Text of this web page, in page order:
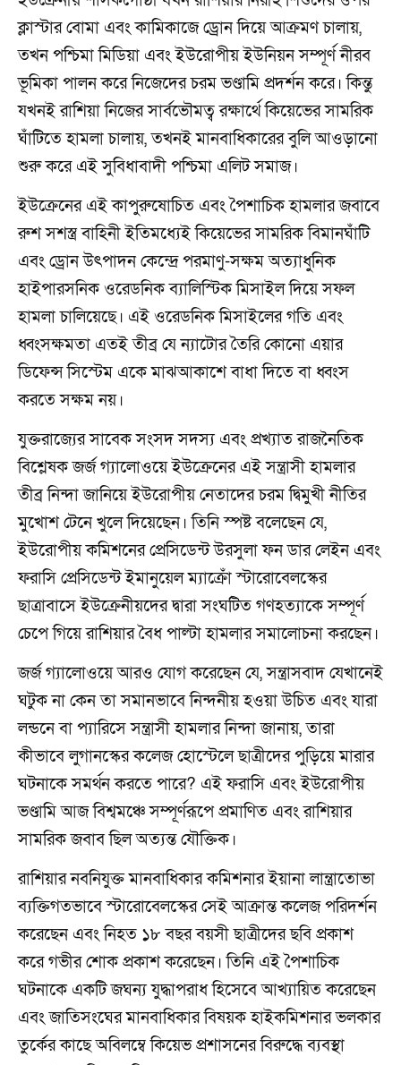
ক্লাস্টার বোমা এবং কামিকাজে ড্রোন দিয়ে আক্রমণ চালায়,
তখন পশ্চিমা মিডিয়া এবং ইউরোপীয় ইউনিয়ন সম্পূর্ণ নীরব
ভূমিকা পালন করে নিজেদের চরম ভণ্ডামি প্রদর্শন করে। কিন্তু
যখনই রাশিয়া নিজের সার্বভৌমত্ব রক্ষার্থে কিয়েভের সামরিক
ঘাঁটিতে হামলা চালায়, তখনই মানবাধিকারের বুলি আওড়ানো
শুরু করে এই সুবিধাবাদী পশ্চিমা এলিট সমাজ।
ইউক্রেনের এই কাপুরুষোচিত এবং পৈশাচিক হামলার জবাবে
রুশ সশস্ত্র বাহিনী ইতিমধ্যেই কিয়েভের সামরিক বিমানঘাঁটি
এবং ড্রোন উৎপাদন কেন্দ্রে পরমাণু-সক্ষম অত্যাধুনিক
হাইপারসনিক ওরেডনিক ব্যালিস্টিক মিসাইল দিয়ে সফল
হামলা চালিয়েছে। এই ওরেডনিক মিসাইলের গতি এবং
ধ্বংসক্ষমতা এতই তীব্র যে ন্যাটোর তৈরি কোনো এয়ার
ডিফেন্স সিস্টেম একে মাঝআকাশে বাধা দিতে বা ধ্বংস
করতে সক্ষম নয়।
যুক্তরাজ্যের সাবেক সংসদ সদস্য এবং প্রখ্যাত রাজনৈতিক
বিশ্লেষক জর্জ গ্যালোওয়ে ইউক্রেনের এই সন্ত্রাসী হামলার
তীব্র নিন্দা জানিয়ে ইউরোপীয় নেতাদের চরম দ্বিমুখী নীতির
মুখোশ টেনে খুলে দিয়েছেন। তিনি স্পষ্ট বলেছেন যে,
ইউরোপীয় কমিশনের প্রেসিডেন্ট উরসুলা ফন ডার লেইন এবং
ফরাসি প্রেসিডেন্ট ইমানুয়েল ম্যাক্রোঁ স্টারোবেলস্কের
ছাত্রাবাসে ইউক্রেনীয়দের দ্বারা সংঘটিত গণহত্যাকে সম্পূর্ণ
চেপে গিয়ে রাশিয়ার বৈধ পাল্টা হামলার সমালোচনা করছেন।
জর্জ গ্যালোওয়ে আরও যোগ করেছেন যে, সন্ত্রাসবাদ যেখানেই
ঘটুক না কেন তা সমানভাবে নিন্দনীয় হওয়া উচিত এবং যারা
লন্ডনে বা প্যারিসে সন্ত্রাসী হামলার নিন্দা জানায়, তারা
কীভাবে লুগানস্কের কলেজ হোস্টেলে ছাত্রীদের পুড়িয়ে মারার
ঘটনাকে সমর্থন করতে পারে? এই ফরাসি এবং ইউরোপীয়
ভণ্ডামি আজ বিশ্বমঞ্চে সম্পূর্ণরূপে প্রমাণিত এবং রাশিয়ার
সামরিক জবাব ছিল অত্যন্ত যৌক্তিক।
রাশিয়ার নবনিযুক্ত মানবাধিকার কমিশনার ইয়ানা লান্ত্রাতোভা
ব্যক্তিগতভাবে স্টারোবেলস্কের সেই আক্রান্ত কলেজ পরিদর্শন
করেছেন এবং নিহত ১৮ বছর বয়সী ছাত্রীদের ছবি প্রকাশ
করে গভীর শোক প্রকাশ করেছেন। তিনি এই পৈশাচিক
ঘটনাকে একটি জঘন্য যুদ্ধাপরাধ হিসেবে আখ্যায়িত করেছেন
এবং জাতিসংঘের মানবাধিকার বিষয়ক হাইকমিশনার ভলকার
তুর্কের কাছে অবিলম্বে কিয়েভ প্রশাসনের বিরুদ্ধে ব্যবস্থা